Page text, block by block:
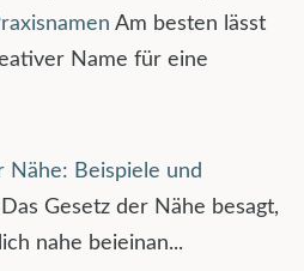
Am besten lässt
Name für eine
Nähe: Beispiele und
Das Gesetz der Nähe besagt,
nahe beieinan...